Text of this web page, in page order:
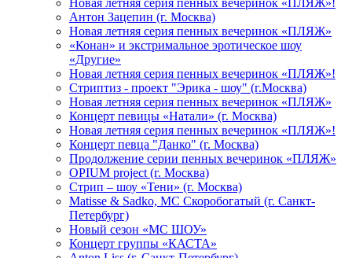
Новая летняя серия пенных вечеринок «ПЛЯЖ»!
Антон Зацепин (г. Москва)
Новая летняя серия пенных вечеринок «ПЛЯЖ»
«Конан» и экстримальное эротическое шоу
«Другие»
Новая летняя серия пенных вечеринок «ПЛЯЖ»!
Стриптиз - проект "Эрика - шоу" (г.Москва)
Новая летняя серия пенных вечеринок «ПЛЯЖ»
Концерт певицы «Натали» (г. Москва)
Новая летняя серия пенных вечеринок «ПЛЯЖ»!
Концерт певца "Данко" (г. Москва)
Продолжение серии пенных вечеринок «ПЛЯЖ»
OPIUM project (г. Москва)
Стрип – шоу «Тени» (г. Москва)
Matissе & Sadko, MC Скоробогатый (г. Санкт-
Петербург)
Новый сезон «МС ШОУ»
Концерт группы «КАСТА»